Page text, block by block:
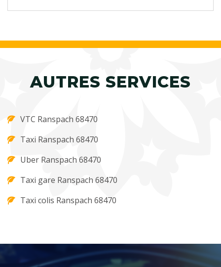
AUTRES SERVICES
VTC Ranspach 68470
Taxi Ranspach 68470
Uber Ranspach 68470
Taxi gare Ranspach 68470
Taxi colis Ranspach 68470